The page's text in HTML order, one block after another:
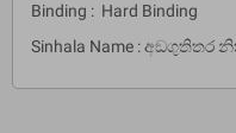
Binding : Hard Binding
Sinhala Name : අඞගුතිතර